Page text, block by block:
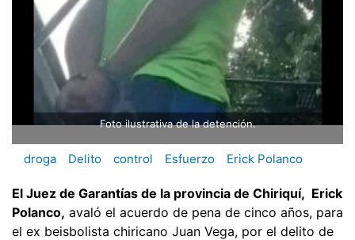
Foto ilustrativa de la detención.
droga Delito control Esfuerzo Erick Polanco
El Juez de Garantías de la provincia de Chiriquí, Erick
Polanco, avaló el acuerdo de pena de cinco años, para
el ex beisbolista chiricano Juan Vega, por el delito de